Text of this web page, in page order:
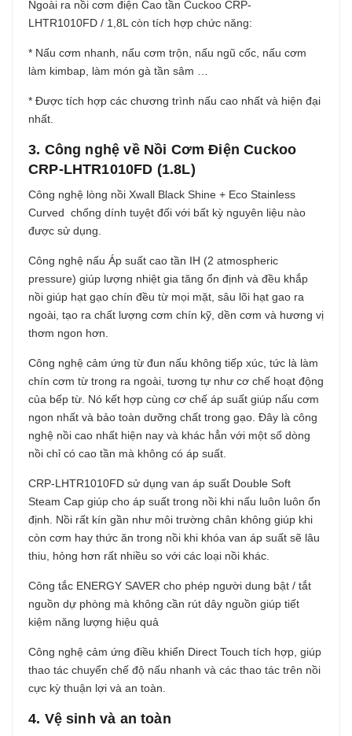
Ngoài ra nồi cơm điện Cao tần Cuckoo CRP-
LHTR1010FD / 1,8L còn tích hợp chức năng:
* Nấu cơm nhanh, nấu cơm trộn, nấu ngũ cốc, nấu cơm
làm kimbap, làm món gà tần sâm …
* Được tích hợp các chương trình nấu cao nhất và hiện đại
nhất.
3. Công nghệ về Nồi Cơm Điện Cuckoo
CRP-LHTR1010FD (1.8L)
Công nghệ lòng nồi Xwall Black Shine + Eco Stainless
Curved chống dính tuyệt đối với bất kỳ nguyên liệu nào
được sử dụng.
Công nghệ nấu Áp suất cao tần IH (2 atmospheric
pressure) giúp lượng nhiệt gia tăng ổn định và đều khắp
nồi giúp hạt gạo chín đều từ mọi mặt, sâu lõi hạt gao ra
ngoài, tạo ra chất lượng cơm chín kỹ, dền cơm và hương vị
thơm ngon hơn.
Công nghệ cảm ứng từ đun nấu không tiếp xúc, tức là làm
chín cơm từ trong ra ngoài, tương tự như cơ chế hoạt động
của bếp từ. Nó kết hợp cùng cơ chế áp suất giúp nấu cơm
ngon nhất và bảo toàn dưỡng chất trong gạo. Đây là công
nghệ nồi cao nhất hiện nay và khác hẳn với một số dòng
nồi chỉ có cao tần mà không có áp suất.
CRP-LHTR1010FD sử dụng van áp suất Double Soft
Steam Cap giúp cho áp suất trong nồi khi nấu luôn luôn ổn
định. Nồi rất kín gần như môi trường chân không giúp khi
còn cơm hay thức ăn trong nồi khi khóa van áp suất sẽ lâu
thiu, hỏng hơn rất nhiều so với các loại nồi khác.
Công tắc ENERGY SAVER cho phép người dung bật / tắt
nguồn dự phòng mà không cần rút dây nguồn giúp tiết
kiệm năng lượng hiệu quả
Công nghệ cảm ứng điều khiển Direct Touch tích hợp, giúp
thao tác chuyển chế độ nấu nhanh và các thao tác trên nồi
cực kỳ thuận lợi và an toàn.
4. Vệ sinh và an toàn